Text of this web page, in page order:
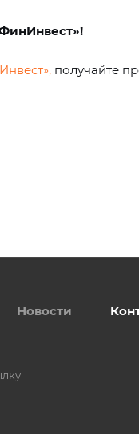
получайте
Новости